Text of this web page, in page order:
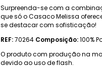
Surpreenda-se com a
que só o Casaco Melissa
se destacar com sofisticação!
REF:70264 Composição:100%
O produto com produção na
devido ao uso de flash.